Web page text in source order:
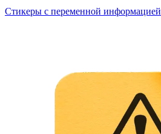
Стикеры с переменной информацией